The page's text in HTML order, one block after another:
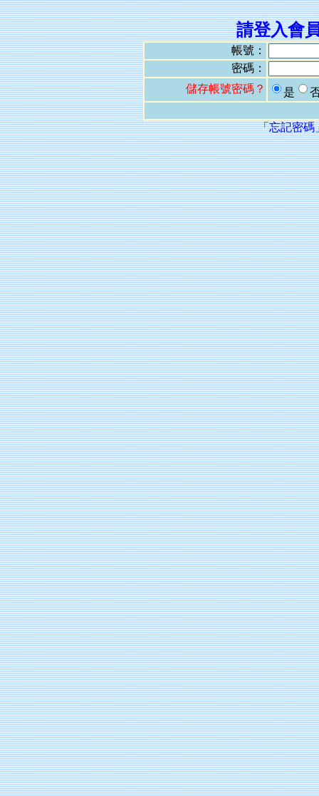
請登入會
帳號：
密碼：
儲存帳號密碼？
是
「忘記密碼